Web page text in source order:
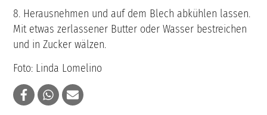
8. Herausnehmen und auf dem Blech abkühlen lassen.
Mit etwas zerlassener Butter oder Wasser bestreichen
und in Zucker wälzen.
Foto: Linda Lomelino